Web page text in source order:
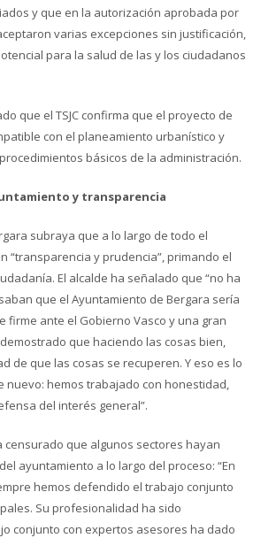
y que en la autorización aprobada por
varias excepciones sin justificación,
para la salud de las y los ciudadanos
que el TSJC confirma que el proyecto de
con el planeamiento urbanístico y
básicos de la administración.
y transparencia
subraya que a lo largo de todo el
“transparencia y prudencia”, primando el
El alcalde ha señalado que “no ha
que el Ayuntamiento de Bergara sería
firme ante el Gobierno Vasco y una gran
que haciendo las cosas bien,
de que las cosas se recuperen. Y eso es lo
nuevo: hemos trabajado con honestidad,
del interés general”.
censurado que algunos sectores hayan
ayuntamiento a lo largo del proceso: “En
hemos defendido el trabajo conjunto
Su profesionalidad ha sido
conjunto con expertos asesores ha dado